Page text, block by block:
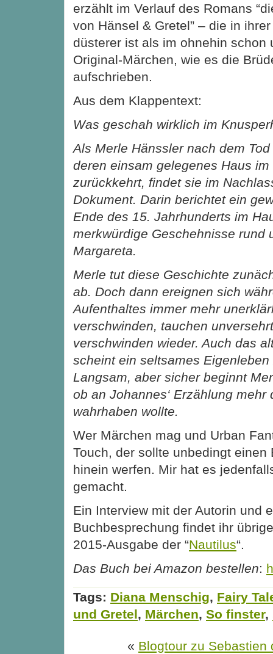
erzählt im Verlauf des Romans
von Hänsel & Gretel” – die in
düsterer ist als im ohnehin schon
Original-Märchen, wie es die
aufschrieben.
Aus dem Klappentext:
Was geschah wirklich im
Als Merle Hänssler nach dem
deren einsam gelegenes Haus im
zurückkehrt, findet sie im
Dokument. Darin berichtet ein
Ende des 15. Jahrhunderts im
merkwürdige Geschehnisse rund
Margareta.
Merle tut diese Geschichte
ab. Doch dann ereignen sich
Aufenthaltes immer mehr
verschwinden, tauchen
verschwinden wieder. Auch das
scheint ein seltsames
Langsam, aber sicher beginnt
ob an Johannes‘ Erzählung mehr
wahrhaben wollte.
Wer Märchen mag und Urban
Touch, der sollte unbedingt einen
hinein werfen. Mir hat es
gemacht.
Ein Interview mit der Autorin und
Buchbesprechung findet ihr
2015-Ausgabe der “Nautilus“.
Das Buch bei Amazon bestellen:
Tags: Diana Menschig, Fairy
und Gretel, Märchen, So finster,
« Blogtour zu Sebastien